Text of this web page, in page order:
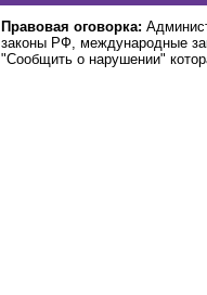
Правовая оговорка:
законы РФ, международные
"Сообщить о нарушении"